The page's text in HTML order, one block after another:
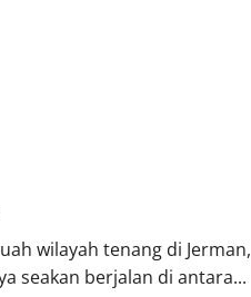
wilayah tenang di Jerman,
seakan berjalan di antara...